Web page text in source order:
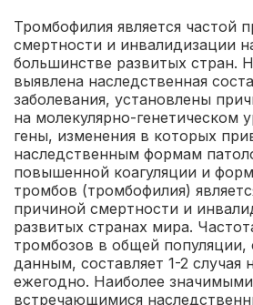
Тромбофилия является частой
смертности и инвалидизации
большинстве развитых стран.
выявлена наследственная
заболевания, установлены
на молекулярно-генетическом
гены, изменения в которых
наследственным формам
повышенной коагуляции и
тромбов (тромбофилия)
причиной смертности и
развитых странах мира.
тромбозов в общей
данным, составляет 1-2 случая
ежегодно. Наиболее
встречающимися